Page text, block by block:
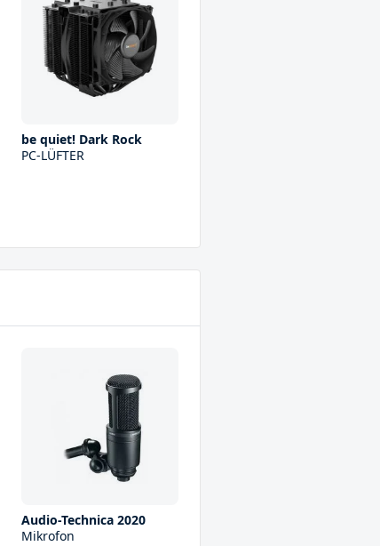
be quiet! Dark Rock
PC-LÜFTER
Audio-Technica 2020
Mikrofon